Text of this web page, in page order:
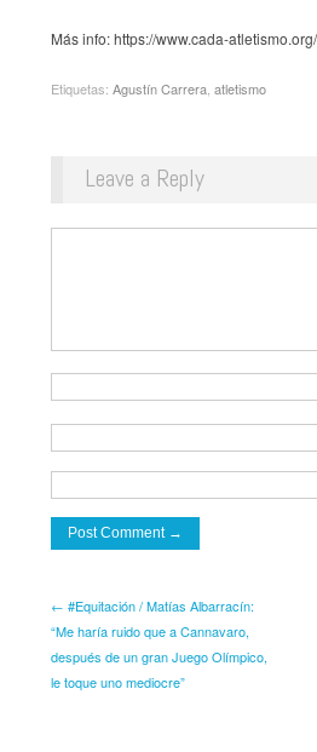
Más info: https://www.cada-
Etiquetas: Agustín Carrera atletismo
Leave a Reply
← #Equitación / Matías Albarracín:
“Me haría ruido que a Cannavaro,
después de un gran Juego Olímpico,
le toque uno mediocre”